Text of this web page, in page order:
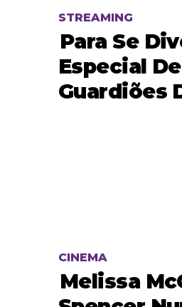
STREAMING
Para Se
Especial
Guardiões
CINEMA
Melissa